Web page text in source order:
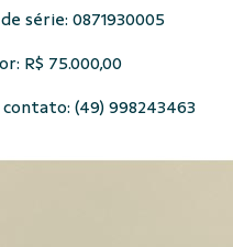
série: 0871930005
R$ 75.000,00
(49) 998243463